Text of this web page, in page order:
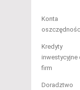
Konta
Kredyty
inwestycyjne
firm
Doradztwo